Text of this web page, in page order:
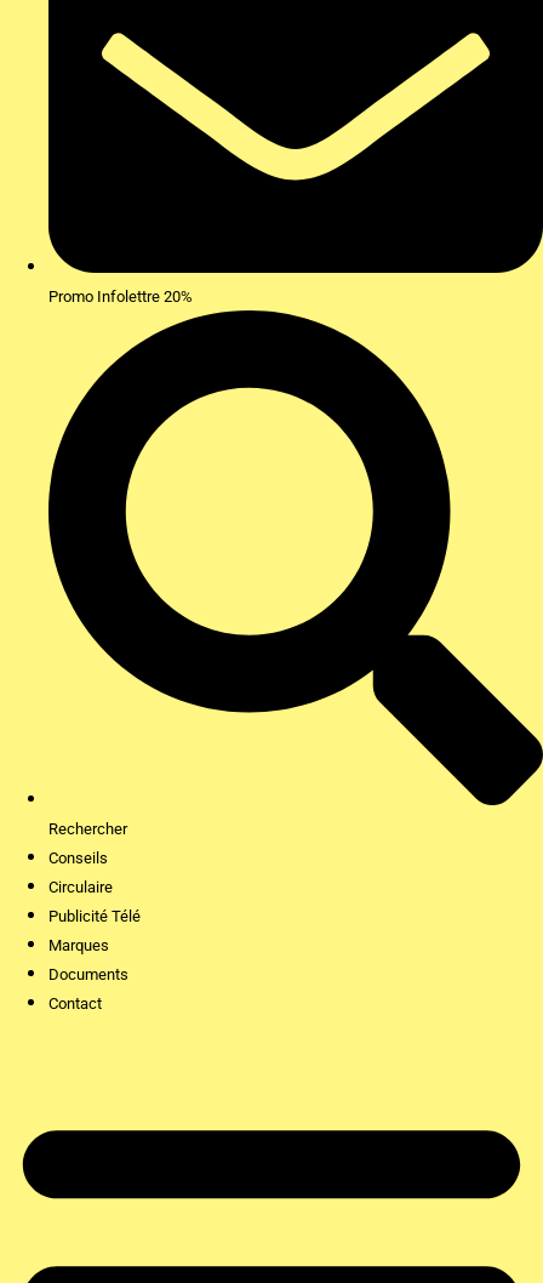
Promo Infolettre 20%
Rechercher
Conseils
Circulaire
Publicité Télé
Marques
Documents
Contact